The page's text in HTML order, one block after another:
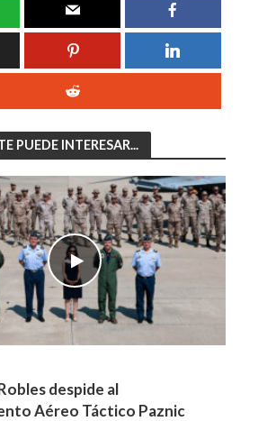
PUEDE INTERESAR...
despide al
Aéreo Táctico Paznic